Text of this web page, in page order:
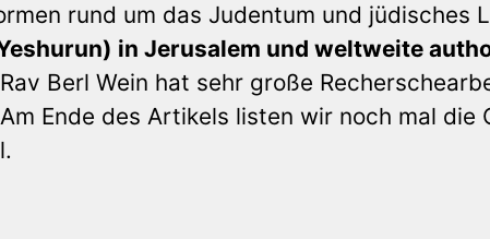
rund um das Judentum und jüdisches
in Jerusalem und weltweite
Berl Wein hat sehr große
Ende des Artikels listen wir noch mal die